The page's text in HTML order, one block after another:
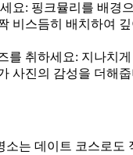
요: 핑크뮬리를 배경
비스듬히 배치하여 깊
를 취하세요: 지나치
사진의 감성을 더해
소는 데이트 코스로도